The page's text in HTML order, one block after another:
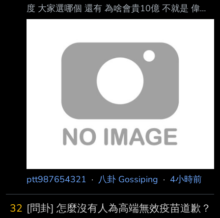
度 大家選哪個 還有 為啥會貴10億 不就是 偉大
的 因為意識形態 不去跟大中華地區代理商購買
為因 結果論 真的很屌 有無八卦? -- 對喔! 說真的
我只記得很貴 但詳細金額我不GOOGLE 真的忘
了 我也在想很怪，我要是党，我一定不希望大
家想起來 那只能這樣解釋，党現在就是只要顧
40%，所以就有火種就拼命丟 能製造衝突就好
ptt987654321 · 八卦 Gossiping · 4小時前
32 [問卦] 怎麼沒有人為高端無效疫苗道歉？